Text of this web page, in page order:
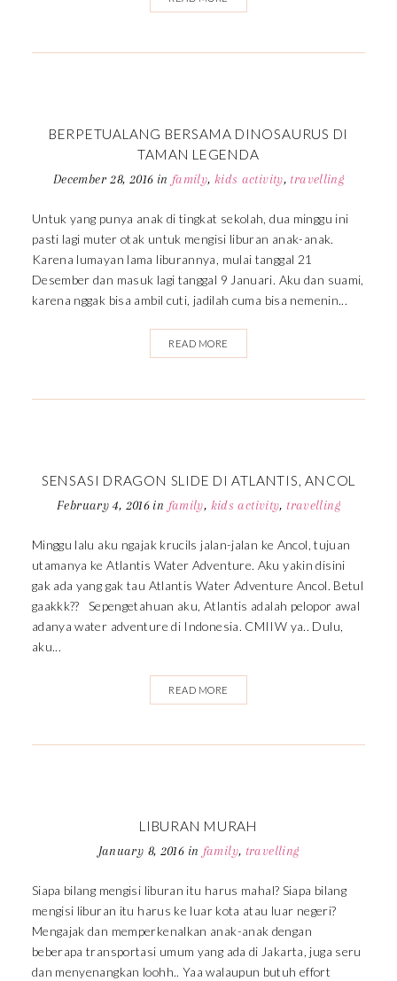
BERPETUALANG BERSAMA DINOSAURUS DI
TAMAN LEGENDA
December 28, 2016 in family, kids activity, travelling
Untuk yang punya anak di tingkat sekolah, dua minggu ini
pasti lagi muter otak untuk mengisi liburan anak-anak.
Karena lumayan lama liburannya, mulai tanggal 21
Desember dan masuk lagi tanggal 9 Januari. Aku dan suami,
karena nggak bisa ambil cuti, jadilah cuma bisa nemenin...
READ MORE
SENSASI DRAGON SLIDE DI ATLANTIS, ANCOL
February 4, 2016 in family, kids activity, travelling
Minggu lalu aku ngajak krucils jalan-jalan ke Ancol, tujuan
utamanya ke Atlantis Water Adventure. Aku yakin disini
gak ada yang gak tau Atlantis Water Adventure Ancol. Betul
gaakkk?? Sepengetahuan aku, Atlantis adalah pelopor awal
adanya water adventure di Indonesia. CMIIW ya.. Dulu,
aku...
READ MORE
LIBURAN MURAH
January 8, 2016 in family, travelling
Siapa bilang mengisi liburan itu harus mahal? Siapa bilang
mengisi liburan itu harus ke luar kota atau luar negeri?
Mengajak dan memperkenalkan anak-anak dengan
beberapa transportasi umum yang ada di Jakarta, juga seru
dan menyenangkan loohh.. Yaa walaupun butuh effort